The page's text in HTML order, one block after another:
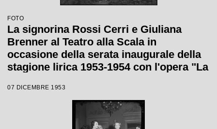
FOTO
La signorina Rossi Cerri e Giuliana
Brenner al Teatro alla Scala in
occasione della serata inaugurale della
stagione lirica 1953-1954 con l'opera "La
Carlo Maria Giulini, con la regia di
Tatiana Pavlova
07 DICEMBRE 1953